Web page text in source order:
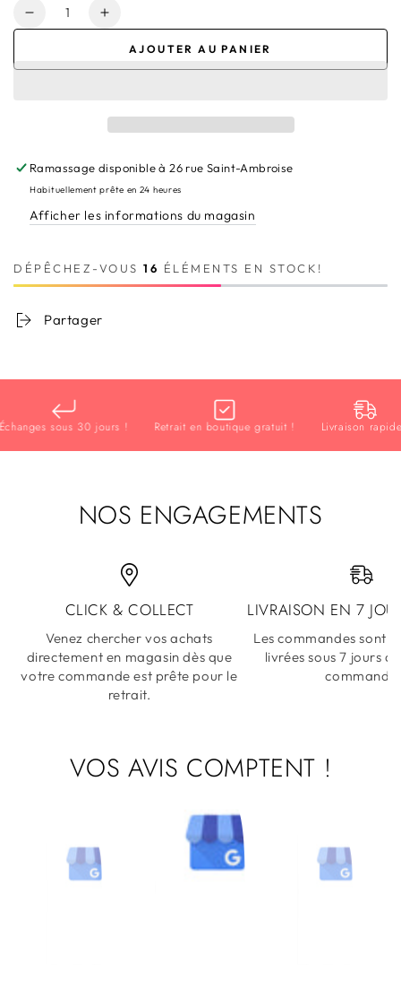
Quantité
Réduire
Augmenter
quantité
Nuit
Etoilée
AJOUTER AU PANIER
Ramassage disponible à26 rue Saint-Ambroise
Habituellement prête en 24 heures
Afficher les informations du magasin
DÉPÊCHEZ-VOUS 16 ÉLÉMENTS EN STOCK!
Partager
sous 30 jours ! Retrait en boutique gratuit ! Livraison rapide !
NOS ENGAGEMENTS
CLICK & COLLECT
Venez chercher vos achats
directement en magasin dès que
votre commande est prête pour le
retrait.
LIVRAISON EN 7
Les commandes sont
livrées sous 7 jours
commande
VOS AVIS COMPTENT !